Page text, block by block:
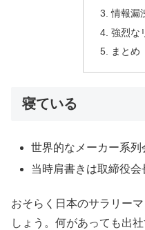
情報漏
強烈な
まとめ
寝ている
世界的なメーカー系
当時肩書きは取締役会
おそらく日本のサラリー
しょう。何があっても出